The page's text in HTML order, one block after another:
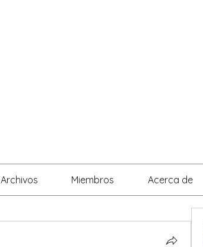
Archivos Miembros Acerca de